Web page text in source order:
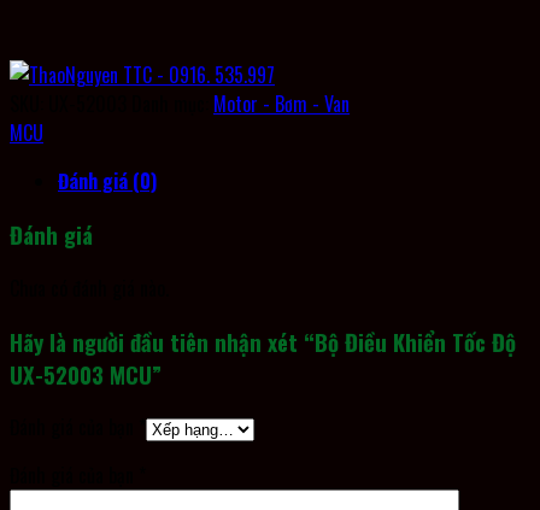
Motor - Bơm - Van
MCU
Đánh giá (0)
Đánh giá
Hãy là người đầu tiên nhận xét “Bộ Điều Khiển Tốc Độ
UX-52003 MCU”